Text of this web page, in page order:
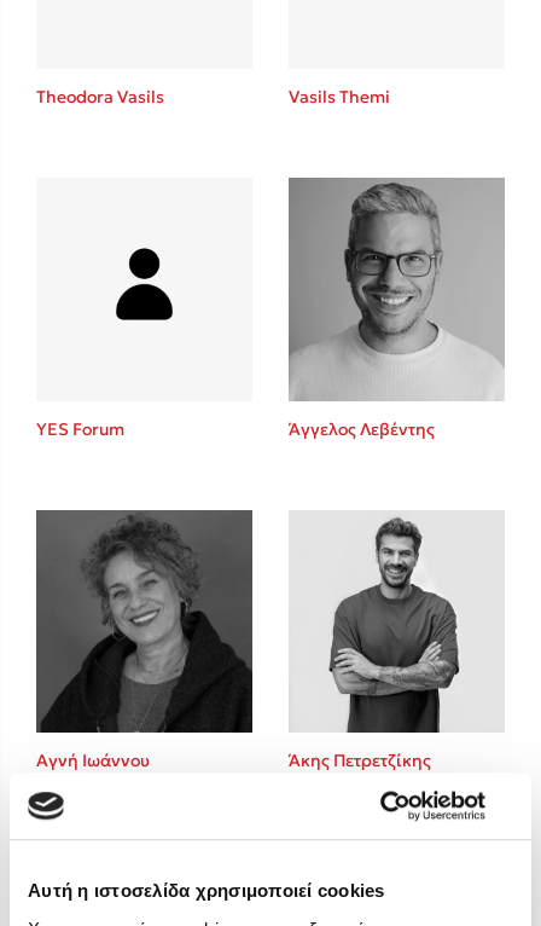
Αυτή η ιστοσελίδα χρησιμοποιεί cookies
Δημοφιλείς Συγγραφείς
Φυστίκι ΠουΚυλάει
Sebastian Fitzek
Κατρίνα Τσάνταλη
Lucinda Riley
Mimi Matthews
Benzamin Bécue
Rebecca Yarros
Teo Benedetti
Τζένη Κουτσοδημητροπούλου
Ali Hazelwood
Cori Doerrfeld
Pierdomenico Baccalario
Δανάη Ιμπραχήμ
Theodora Vasils Vasils Themi
YES Forum Άγγελος Λεβέντης
Αγνή Ιωάννου Άκης Πετρετζίκης